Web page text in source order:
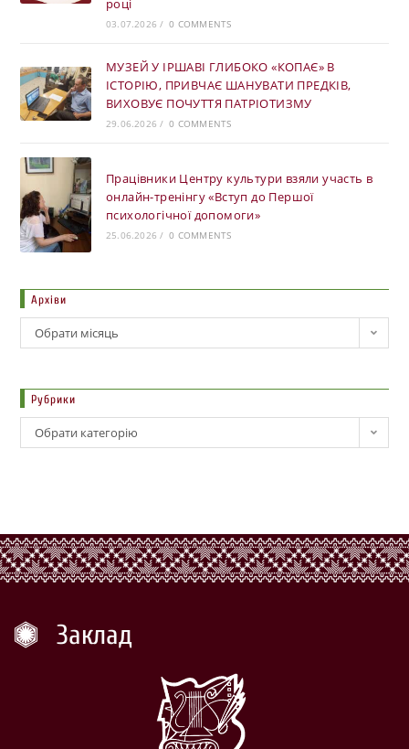
році
03.07.2026 / 0 COMMENTS
МУЗЕЙ У ІРШАВІ ГЛИБОКО «КОПАЄ» В
ІСТОРІЮ, ПРИВЧАЄ ШАНУВАТИ ПРЕДКІВ,
ВИХОВУЄ ПОЧУТТЯ ПАТРІОТИЗМУ
29.06.2026 / 0 COMMENTS
Працівники Центру культури взяли участь в
онлайн-тренінгу «Вступ до Першої
психологічної допомоги»
25.06.2026 / 0 COMMENTS
Архіви
Обрати місяць
Рубрики
Обрати категорію
Заклад